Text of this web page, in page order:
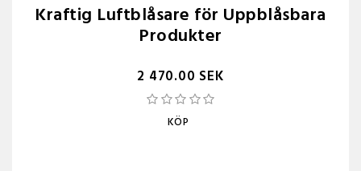
Kraftig Luftblåsare för Uppblåsbara
Produkter
2 470.00 SEK
KÖP